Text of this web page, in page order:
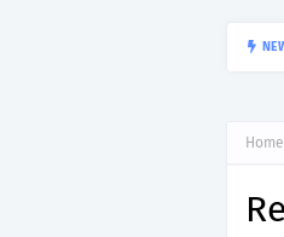
Home